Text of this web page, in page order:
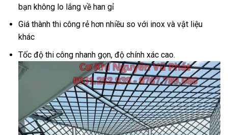
bạn không lo lắng về han gỉ
Giá thành thi công rẻ hơn nhiều so với inox và vật liệu
khác
Tốc độ thi công nhanh gọn, độ chính xác cao.